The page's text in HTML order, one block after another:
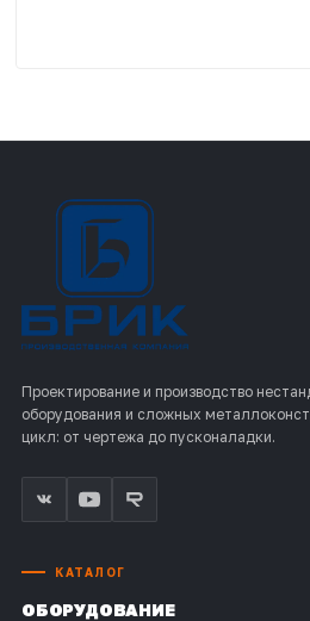
Проектирование и производство
оборудования и сложных
цикл: от чертежа до пусконаладки.
КАТАЛОГ
ОБОРУДОВАНИЕ